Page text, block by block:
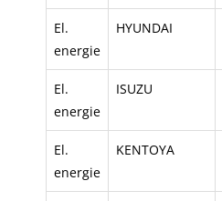
El.
energie
HYUNDAI
El.
energie
ISUZU
El.
energie
KENTOYA